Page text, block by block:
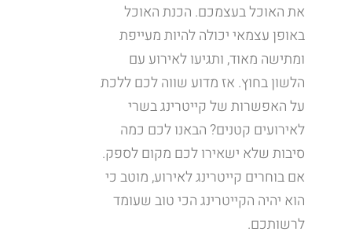
את האוכל בעצמכם. הכנת האוכל
באופן עצמאי יכולה להיות מעייפת
ומתישה מאוד, ותגיעו לאירוע עם
הלשון בחוץ. אז מדוע שווה לכם ללכת
על האפשרות של קייטרינג בשרי
לאירועים קטנים? הבאנו לכם כמה
סיבות שלא ישאירו לכם מקום לספק.
אם בוחרים קייטרינג לאירוע, מוטב כי
הוא יהיה הקייטרינג הכי טוב שעומד
לרשותכם.